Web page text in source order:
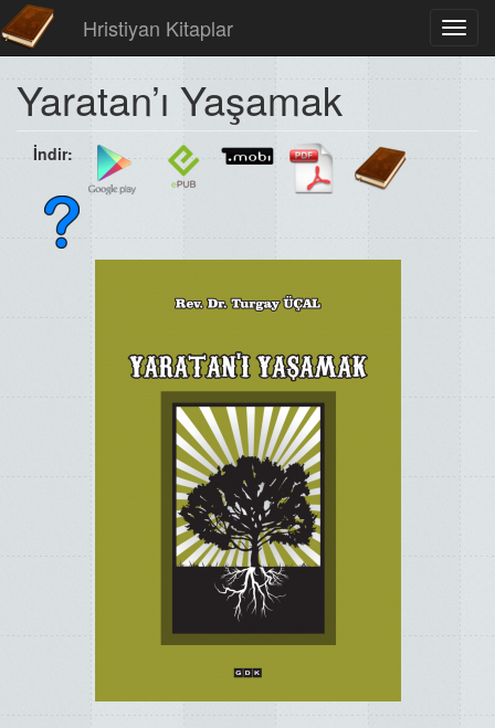
Hristiyan Kitaplar
Yaratan’ı Yaşamak
İndir: